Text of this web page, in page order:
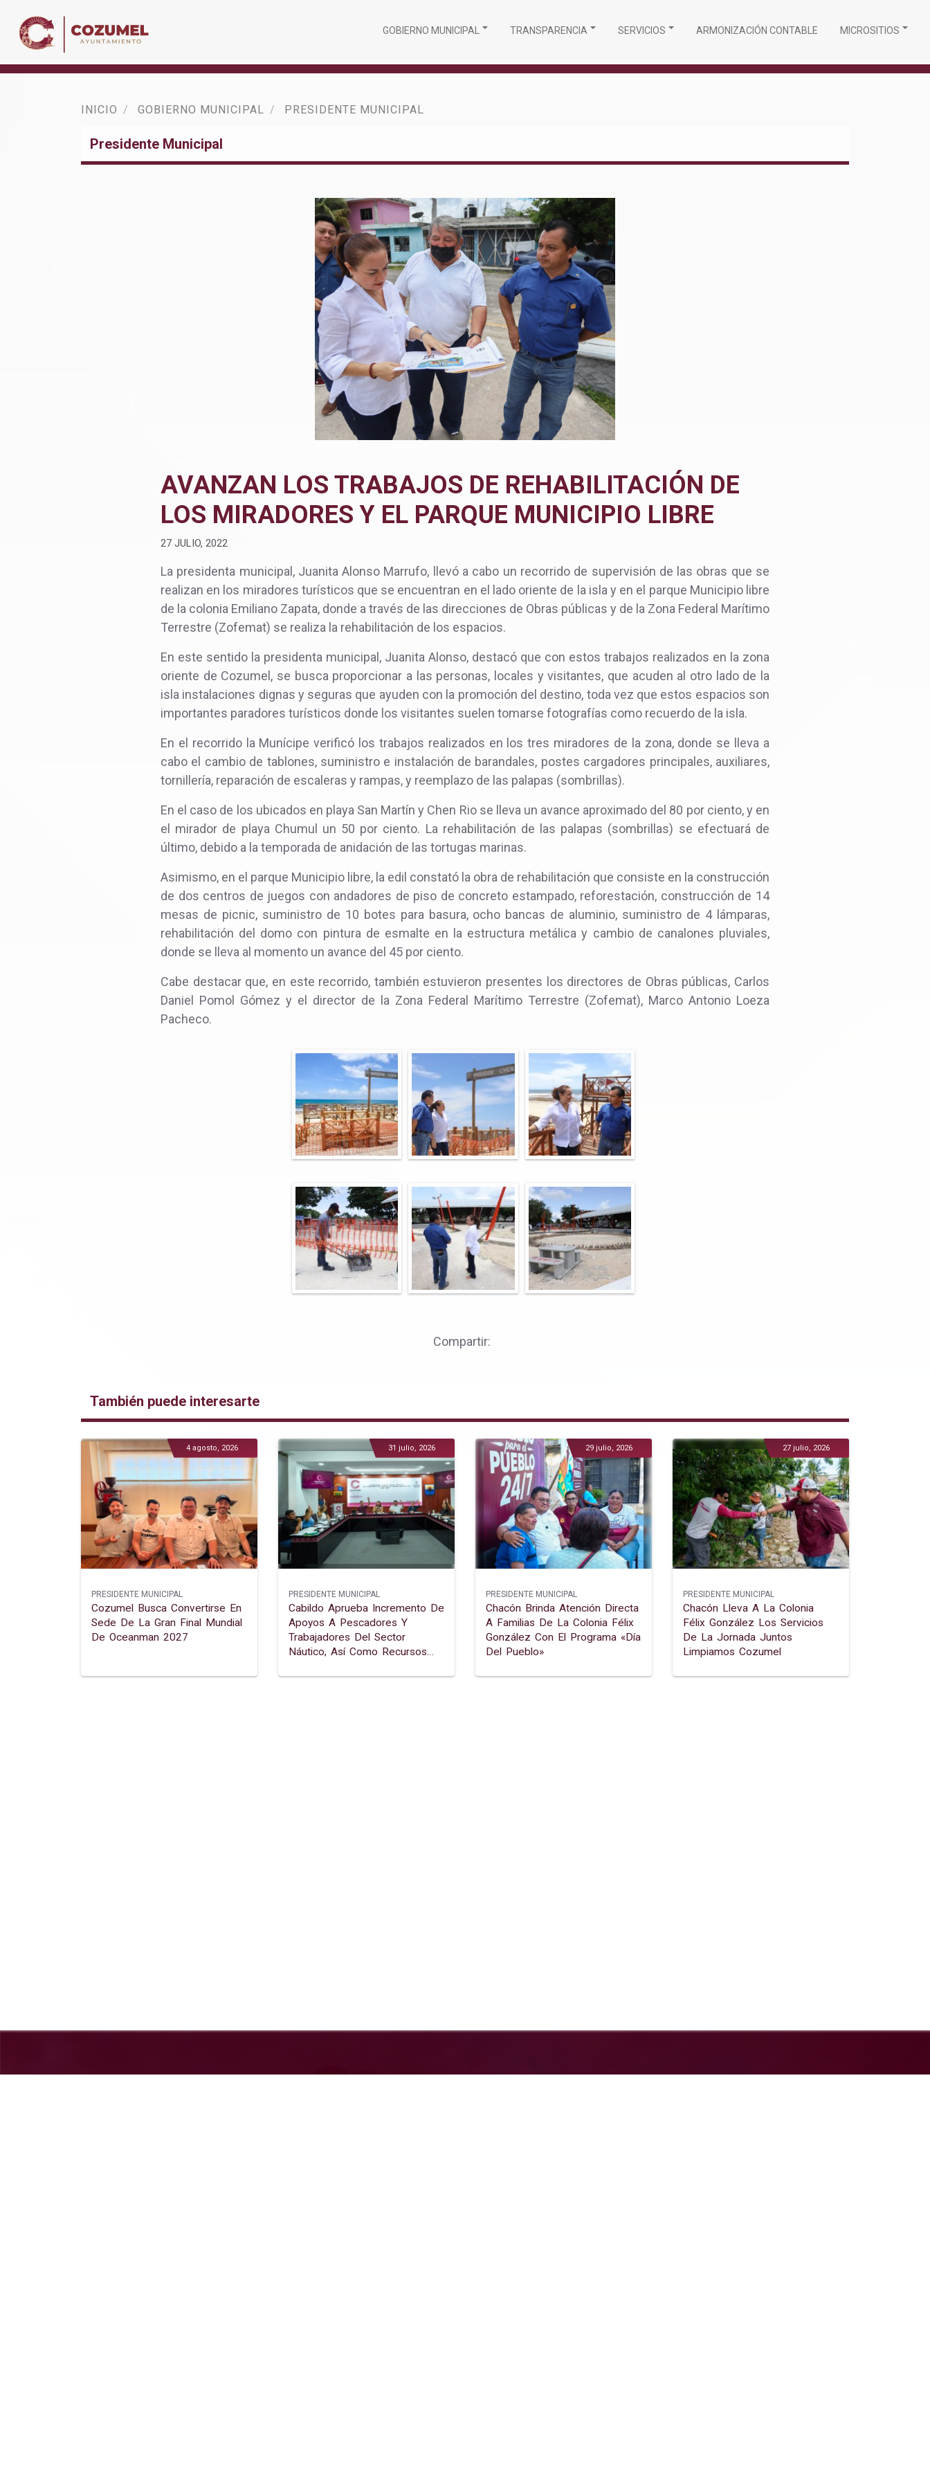
GOBIERNO MUNICIPAL TRANSPARENCIA SERVICIOS ARMONIZACIÓN CONTABLE MICROSITIOS
INICIO GOBIERNO MUNICIPAL PRESIDENTE MUNICIPAL
Presidente Municipal
AVANZAN LOS TRABAJOS DE REHABILITACIÓN DE
LOS MIRADORES Y EL PARQUE MUNICIPIO LIBRE
27 JULIO, 2022
La presidenta municipal, Juanita Alonso Marrufo, llevó a cabo un recorrido de supervisión de las obras que se
realizan en los miradores turísticos que se encuentran en el lado oriente de la isla y en el parque Municipio libre
de la colonia Emiliano Zapata, donde a través de las direcciones de Obras públicas y de la Zona Federal Marítimo
Terrestre (Zofemat) se realiza la rehabilitación de los espacios.
En este sentido la presidenta municipal, Juanita Alonso, destacó que con estos trabajos realizados en la zona
oriente de Cozumel, se busca proporcionar a las personas, locales y visitantes, que acuden al otro lado de la
isla instalaciones dignas y seguras que ayuden con la promoción del destino, toda vez que estos espacios son
importantes paradores turísticos donde los visitantes suelen tomarse fotografías como recuerdo de la isla.
En el recorrido la Munícipe verificó los trabajos realizados en los tres miradores de la zona, donde se lleva a
cabo el cambio de tablones, suministro e instalación de barandales, postes cargadores principales, auxiliares,
tornillería, reparación de escaleras y rampas, y reemplazo de las palapas (sombrillas).
En el caso de los ubicados en playa San Martín y Chen Rio se lleva un avance aproximado del 80 por ciento, y en
el mirador de playa Chumul un 50 por ciento. La rehabilitación de las palapas (sombrillas) se efectuará de
último, debido a la temporada de anidación de las tortugas marinas.
Asimismo, en el parque Municipio libre, la edil constató la obra de rehabilitación que consiste en la construcción
de dos centros de juegos con andadores de piso de concreto estampado, reforestación, construcción de 14
mesas de picnic, suministro de 10 botes para basura, ocho bancas de aluminio, suministro de 4 lámparas,
rehabilitación del domo con pintura de esmalte en la estructura metálica y cambio de canalones pluviales,
donde se lleva al momento un avance del 45 por ciento.
Cabe destacar que, en este recorrido, también estuvieron presentes los directores de Obras públicas, Carlos
Daniel Pomol Gómez y el director de la Zona Federal Marítimo Terrestre (Zofemat), Marco Antonio Loeza
Pacheco.
Compartir:
También puede interesarte
4 agosto, 2026
PRESIDENTE MUNICIPAL
Cozumel Busca Convertirse En
Sede De La Gran Final Mundial
De Oceanman 2027
31 julio, 2026
PRESIDENTE MUNICIPAL
Cabildo Aprueba Incremento De
Apoyos A Pescadores Y
Trabajadores Del Sector
Náutico, Así Como Recursos
29 julio, 2026
PRESIDENTE MUNICIPAL
Chacón Brinda Atención Directa
A Familias De La Colonia Félix
González Con El Programa «día
Del Pueblo»
27 julio, 2026
PRESIDENTE MUNICIPAL
Chacón Lleva A La Colonia
Félix González Los Servicios
De La Jornada Juntos
Limpiamos Cozumel